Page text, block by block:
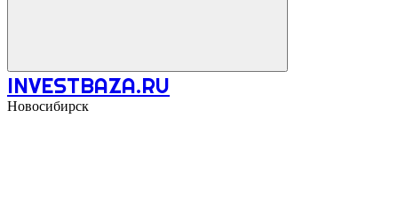
INVESTBAZA.RU
Новосибирск